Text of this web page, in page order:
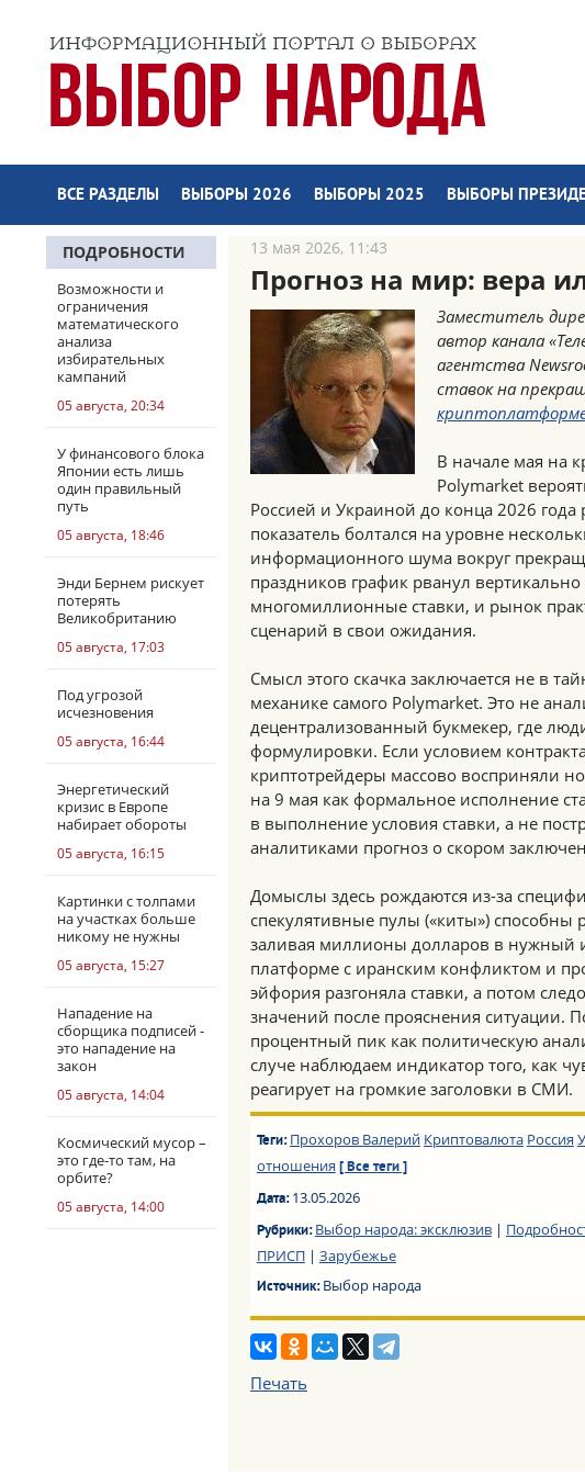
ВСЕ РАЗДЕЛЫ ВЫБОРЫ 2026 ВЫБОРЫ 2025 ВЫБОРЫ
ПОДРОБНОСТИ
Возможности и
ограничения
математического
анализа
избирательных
кампаний
05 августа, 20:34
У финансового блока
Японии есть лишь
один правильный
путь
05 августа, 18:46
Энди Бернем рискует
потерять
Великобританию
05 августа, 17:03
Под угрозой
исчезновения
05 августа, 16:44
Энергетический
кризис в Европе
набирает обороты
05 августа, 16:15
Картинки с толпами
на участках больше
никому не нужны
05 августа, 15:27
Нападение на
сборщика подписей -
это нападение на
закон
05 августа, 14:04
Космический мусор –
это где-то там, на
орбите?
05 августа, 14:00
13 мая 2026, 11:43
Прогноз на мир: вера
Заместитель
автор канала
агентства
ставок на
В начале мая на
Polymarket
Россией и Украиной до конца 2026 года
показатель болтался на уровне
информационного шума вокруг
праздников график рванул
многомиллионные ставки, и рынок
сценарий в свои ожидания.
Смысл этого скачка заключается не в
механике самого Polymarket. Это не
децентрализованный букмекер, где
формулировки. Если условием
криптотрейдеры массово восприняли
на 9 мая как формальное исполнение
в выполнение условия ставки, а не
аналитиками прогноз о скором
Домыслы здесь рождаются из-за
спекулятивные пулы («киты») способны
заливая миллионы долларов в нужный
платформе с иранским конфликтом и
эйфория разгоняла ставки, а потом
значений после прояснения ситуации.
процентный пик как политическую
случе наблюдаем индикатор того, как
реагирует на громкие заголовки в СМИ.
Теги: Прохоров Валерий Криптовалюта Россия
отношения [ Все теги ]
Дата:13.05.2026
Рубрики:Выбор народа: эксклюзив|
ПРИСП| Зарубежье
Источник:Выбор народа
Печать